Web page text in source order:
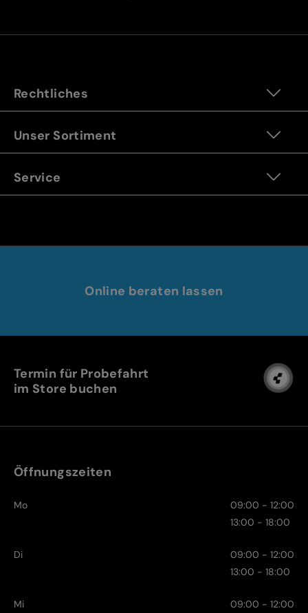
Rechtliches
Unser Sortiment
Service
Online beraten lassen
Termin für Probefahrt
im Store buchen
Öffnungszeiten
Mo
09:00 - 12:00
13:00 - 18:00
Di
09:00 - 12:00
13:00 - 18:00
Mi 09:00 - 12:00